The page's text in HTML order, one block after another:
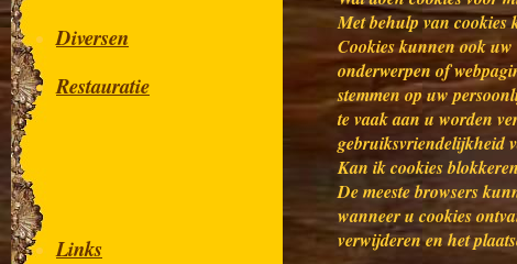
Diversen
Restauratie
Links
Met behulp van cookies
Cookies kunnen ook
onderwerpen of
stemmen op uw
te vaak aan u worden
gebruiksvriendelijkheid
Kan ik cookies
De meeste browsers
wanneer u cookies
verwijderen en het